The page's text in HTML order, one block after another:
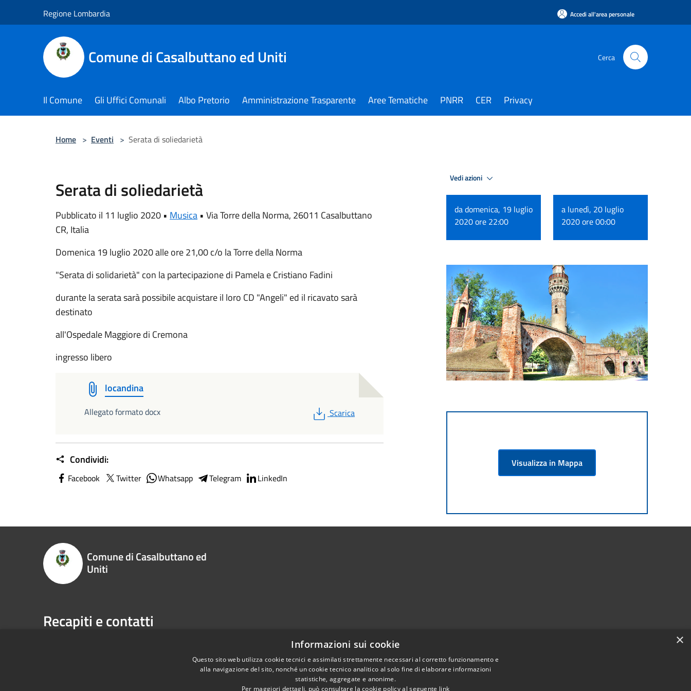
Regione Lombardia Accedi all'area personale
Comune di Casalbuttano ed Uniti Cerca
Il Comune Gli Uffici Comunali Albo Pretorio Amministrazione Trasparente Aree Tematiche PNRR CER Privacy
Home > Eventi > Serata di soliedarietà
Serata di soliedarietà
Pubblicato il 11 luglio 2020 • Musica • Via Torre della Norma, 26011 Casalbuttano
CR, Italia
Domenica 19 luglio 2020 alle ore 21,00 c/o la Torre della Norma
"Serata di solidarietà" con la partecipazione di Pamela e Cristiano Fadini
durante la serata sarà possibile acquistare il loro CD "Angeli" ed il ricavato sarà
destinato
all'Ospedale Maggiore di Cremona
ingresso libero
locandina
Allegato formato docx PDF
Scarica
Condividi:
Facebook Twitter Whatsapp Telegram LinkedIn
Vedi azioni
da domenica, 19 luglio
2020 ore 22:00
a lunedì, 20 luglio
2020 ore 00:00
Visualizza in Mappa
Comune di Casalbuttano ed
Uniti
Recapiti e contatti
0374364411
0374364444
Email: info@comune.casalbuttanoeduniti.cr.it
egov.casalbuttano@cert.poliscomuneamico.net
×
Informazioni sui cookie
Questo sito web utilizza cookie tecnici e assimilati strettamente necessari al corretto funzionamento e
alla navigazione del sito, nonché un cookie tecnico analitico al solo fine di elaborare informazioni
statistiche, aggregate e anonime.
Per maggiori dettagli, può consultare la cookie policy al seguente link